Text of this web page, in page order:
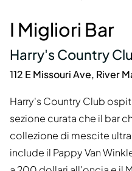
I Migliori Bar
Harry's Country
112 E Missouri Ave, River
Harry's Country Club
sezione curata che il bar
collezione di mescite
include il Pappy Van